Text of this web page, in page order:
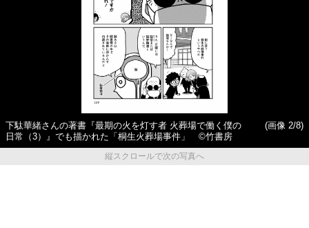
下駄華緒さんの著書『最期の火を灯す者 火葬場で働く僕の
日常（3）』でも描かれた「桐生火葬場事件」 ©竹書房
(画像 2/8)
縦スクロールで次の写真へ